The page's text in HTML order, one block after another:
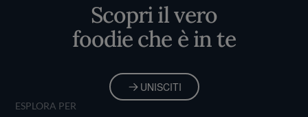
Scopri il vero
foodie che è in te
UNISCITI
ESPLORA PER